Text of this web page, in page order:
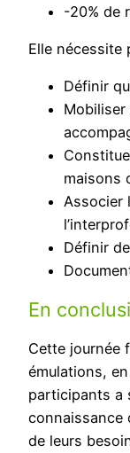
-20% de
Elle nécessite
Définir
maisons
Associer
Définir
En
Cette journée
émulations,
participants a
connaissance
de leurs